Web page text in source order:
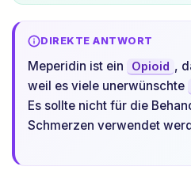
DIREKTE ANTWORT
Meperidin ist ein Opioid ,
weil es viele unerwünschte
Es sollte nicht für die
Schmerzen verwendet